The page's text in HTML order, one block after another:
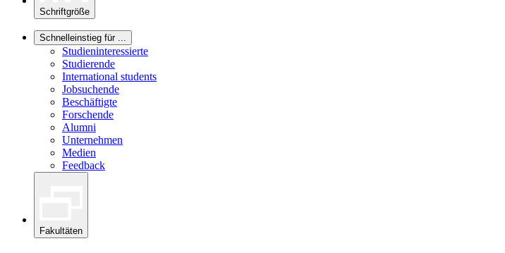
Schriftgröße
Schnelleinstieg für ...
Studieninteressierte
Studierende
International students
Jobsuchende
Beschäftigte
Forschende
Alumni
Unternehmen
Medien
Feedback
Fakultäten